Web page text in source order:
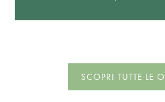
SCOPRI TUTTE LE